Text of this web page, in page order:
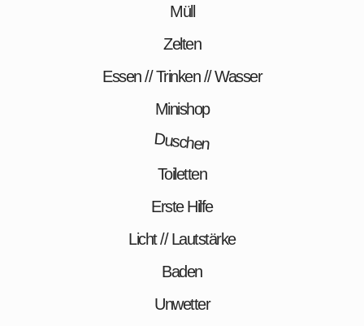
Müll
Zelten
Essen // Trinken // Wasser
Minishop
Duschen
Toiletten
Erste Hilfe
Licht // Lautstärke
Baden
Unwetter